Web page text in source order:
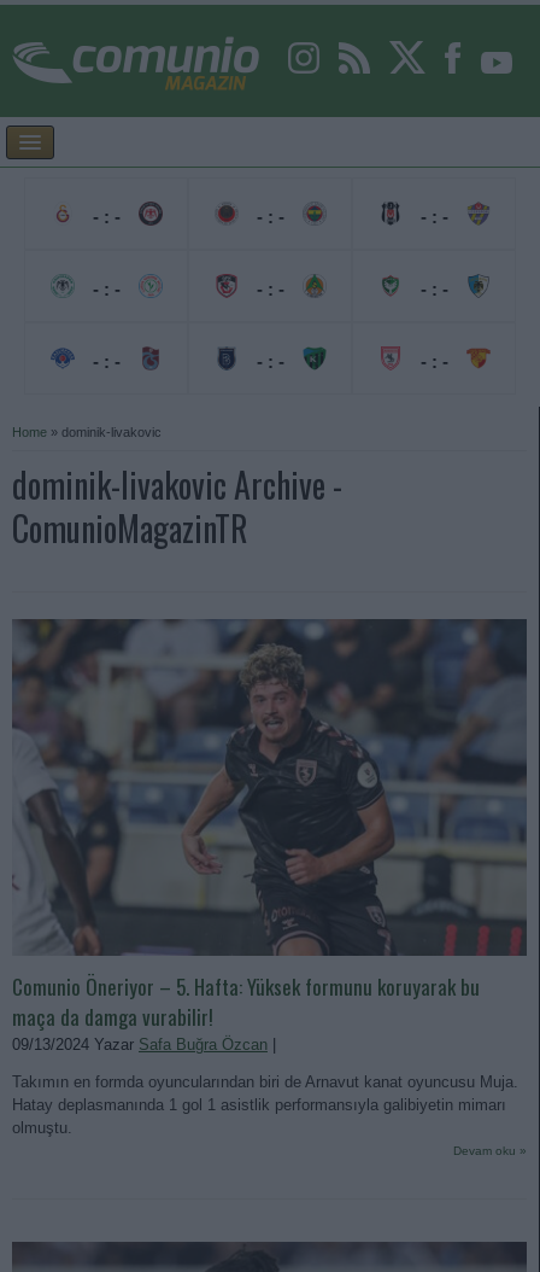
- : -
- : -
- : -
- : -
- : -
- : -
- : -
- : -
- : -
Home » dominik-livakovic
dominik-livakovic Archive -
ComunioMagazinTR
Comunio Öneriyor – 5. Hafta: Yüksek formunu koruyarak bu
maça da damga vurabilir!
09/13/2024 Yazar Safa Buğra Özcan
Takımın en formda oyuncularından biri de Arnavut kanat oyuncusu Muja.
Hatay deplasmanında 1 gol 1 asistlik performansıyla galibiyetin mimarı
olmuştu.
Devam oku »